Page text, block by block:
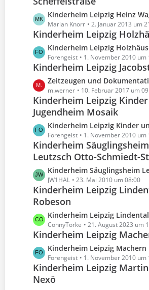
e
r
ä
g
e
e
i
r
ä
g
e
e
B
e
i
r
ä
g
e
L
e
t
z
t
e
e
i
t
r
ä
g
e
Kinderheim Leipzig Heinz
Marian Knorr 2. Januar 2013 um
Kinderheim Leipzig
L
e
t
z
t
e
B
e
i
r
ä
g
e
Kinderheim Leipzig
Forengeist 1. November 2010 um
Kinderheim Leipzig
L
e
t
z
e
B
e
i
t
r
ä
g
e
Zeitzeugen und
m.werner 10. Februar 2017 um
Kinderheim Leipzig
Jugendheim Mosaik
L
e
t
z
e
B
e
i
t
r
ä
g
e
Kinderheim Leipzig Kinder und
Forengeist 1. November 2010 um
Kinderheim
Leutzsch Otto-Schmiedt-
L
e
t
z
e
B
e
i
r
ä
Kinderheim Säuglingsheim Leipzig
JW1HAL 23. Mai 2010 um 08:00
Kinderheim Leipzig
Robeson
L
e
t
z
t
e
B
e
Kinderheim Leipzig
ConnyTorke 21. August 2023 um
Kinderheim Leipzig
L
e
t
z
Kinderheim Leipzig Machern
Forengeist 1. November 2010 um
Kinderheim Leipzig
Nexö